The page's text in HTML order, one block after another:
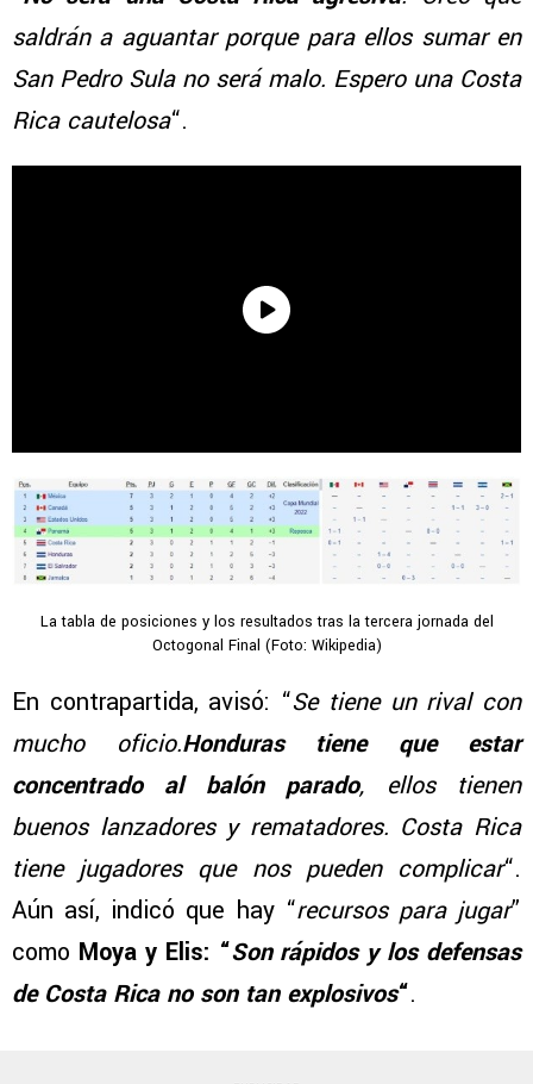
saldrán a aguantar porque para ellos sumar en
San Pedro Sula no será malo. Espero una Costa
Rica cautelosa“.
La tabla de posiciones y los resultados tras la tercera jornada del
Octogonal Final (Foto: Wikipedia)
En contrapartida, avisó: “Se tiene un rival con
mucho oficio.Honduras tiene que estar
concentrado al balón parado, ellos tienen
buenos lanzadores y rematadores. Costa Rica
tiene jugadores que nos pueden complicar“.
Aún así, indicó que hay “recursos para jugar”
como Moya y Elis: “Son rápidos y los defensas
de Costa Rica no son tan explosivos“.